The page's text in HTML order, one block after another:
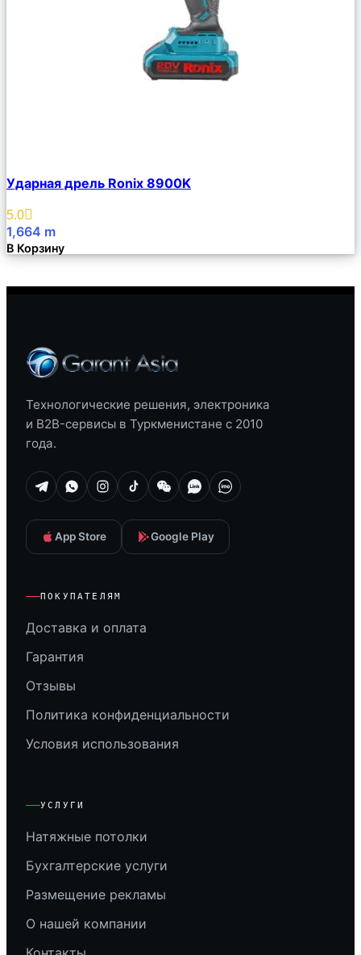
Описание
Избранное
Ударная дрель Ronix 8900K
5.0
1,664 m
В Корзину
Технологические решения, электроника
и B2B-сервисы в Туркменистане с 2010
года.
App Store Google Play
ПОКУПАТЕЛЯМ
Доставка и оплата
Гарантия
Отзывы
Политика конфиденциальности
Условия использования
УСЛУГИ
Натяжные потолки
Бухгалтерские услуги
Размещение рекламы
О нашей компании